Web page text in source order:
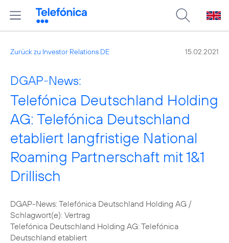
Zurück zu Investor Relations DE 15.02.2021
DGAP-News:
Telefónica Deutschland Holding
AG: Telefónica Deutschland
etabliert langfristige National
Roaming Partnerschaft mit 1&1
Drillisch
DGAP-News: Telefónica Deutschland Holding AG /
Schlagwort(e): Vertrag
Telefónica Deutschland Holding AG: Telefónica
Deutschland etabliert